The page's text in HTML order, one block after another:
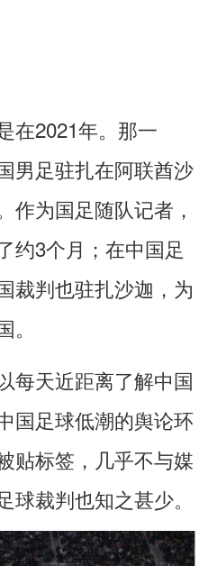
2021年。那一
男足驻扎在阿联酋沙
作为国足随队记者，
约3个月；在中国足
裁判也驻扎沙迦，为
天近距离了解中国
国足球低潮的舆论环
贴标签，几乎不与媒
裁判也知之甚少。